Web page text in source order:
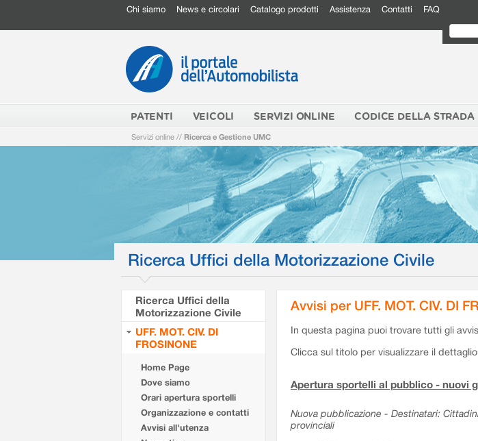
Chi siamo News e circolari Catalogo prodotti Assistenza Contatti FAQ
PATENTI VEICOLI SERVIZI ONLINE CODICE DELLA STRADA
Servizi online // Ricerca e Gestione UMC
Ricerca Uffici della Motorizzazione Civile
Ricerca Uffici della
Motorizzazione Civile
UFF. MOT. CIV. DI
FROSINONE
Home Page
Dove siamo
Orari apertura sportelli
Organizzazione e contatti
Avvisi all'utenza
Avvisi per UFF. MOT. CIV. DI
In questa pagina puoi trovare tutti gli
Clicca sul titolo per visualizzare il
Apertura sportelli al pubblico - nuovi
Nuova pubblicazione - Destinatari:
provinciali